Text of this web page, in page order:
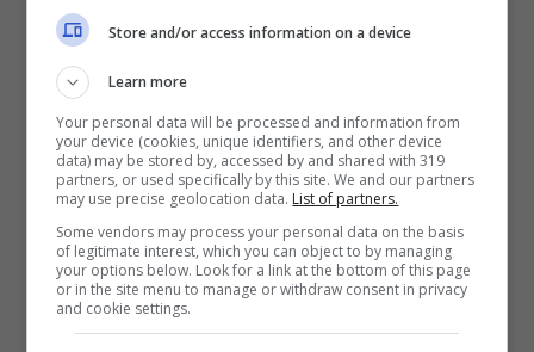
suoi piatti sono quelli tipici della cucina
ceca: carne di maiale con fritelle di cavolo,
bistecca di maiale alla ceca e uno dei
migliori gulasch della città.
Mlejnice, Kozna 488/14, 11000 Praha 1,
Prague
Cafe Savoy
Store and/or access information on a device
Learn more
Your personal data will be processed and information from
your device (cookies, unique identifiers, and other device
data) may be stored by, accessed by and shared with 319
partners, or used specifically by this site. We and our partners
may use precise geolocation data. List of partners.
Some vendors may process your personal data on the basis
of legitimate interest, which you can object to by managing
your options below. Look for a link at the bottom of this page
or in the site menu to manage or withdraw consent in privacy
and cookie settings.